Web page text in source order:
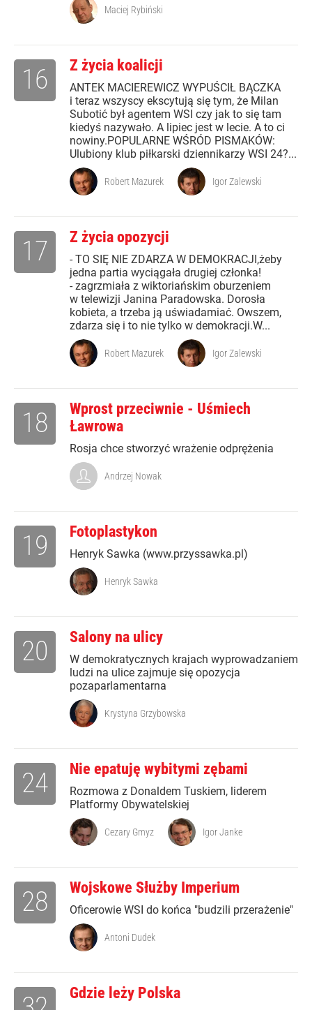
Maciej Rybiński
Z życia koalicji
ANTEK MACIEREWICZ WYPUŚCIŁ BĄCZKA
i teraz wszyscy ekscytują się tym, że Milan
Subotić był agentem WSI czy jak to się tam
kiedyś nazywało. A lipiec jest w lecie. A to ci
nowiny.POPULARNE WŚRÓD PISMAKÓW:
Ulubiony klub piłkarski dziennikarzy WSI 24?...
16
Robert Mazurek Igor Zalewski
Z życia opozycji
- TO SIĘ NIE ZDARZA W DEMOKRACJI,żeby
jedna partia wyciągała drugiej członka!
- zagrzmiała z wiktoriańskim oburzeniem
w telewizji Janina Paradowska. Dorosła
kobieta, a trzeba ją uświadamiać. Owszem,
zdarza się i to nie tylko w demokracji.W...
17
Robert Mazurek Igor Zalewski
Wprost przeciwnie - Uśmiech
Ławrowa
Rosja chce stworzyć wrażenie odprężenia
18
Andrzej Nowak
Fotoplastykon
Henryk Sawka (www.przyssawka.pl)
19
Henryk Sawka
Salony na ulicy
W demokratycznych krajach wyprowadzaniem
ludzi na ulice zajmuje się opozycja
pozaparlamentarna
20
Krystyna Grzybowska
Nie epatuję wybitymi zębami
Rozmowa z Donaldem Tuskiem, liderem
Platformy Obywatelskiej
24
Cezary Gmyz Igor Janke
Wojskowe Służby Imperium
Oficerowie WSI do końca "budzili przerażenie"
28
Antoni Dudek
Gdzie leży Polska